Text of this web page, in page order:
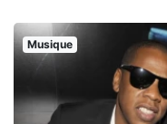
Musique